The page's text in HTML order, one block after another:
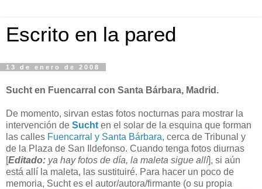
Escrito en la pared
13 de enero de 2008
Sucht en Fuencarral con Santa Bárbara, Madrid.
De momento, sirvan estas fotos nocturnas para mostrar la
intervención de Sucht en el solar de la esquina que forman
las calles Fuencarral y Santa Bárbara, cerca de Tribunal y
de la Plaza de San Ildefonso. Cuando tenga fotos diurnas
[Editado: ya hay fotos de día, la maleta sigue allí], si aún
está allí la maleta, las sustituiré. Para hacer un poco de
memoria, Sucht es el autor/autora/firmante (o su propia